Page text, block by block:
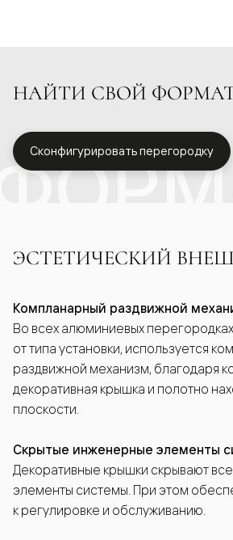
НАЙТИ СВОЙ
Сконфигурировать перегородку
ЭСТЕТИЧЕСКИЙ
Компланарный раздвижной
Во всех алюминиевых
от типа установки, используется
раздвижной механизм, благодаря
декоративная крышка и полотно
плоскости.
Скрытые инженерные элементы
Декоративные крышки скрывают
элементы системы. При этом
к регулировке и обслуживанию.